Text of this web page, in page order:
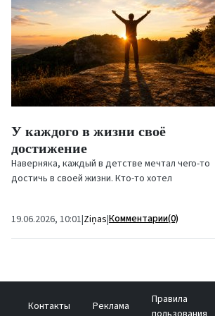
У каждого в жизни своё
достижение
Наверняка, каждый в детстве мечтал чего-то
достичь в своей жизни. Кто-то хотел
19.06.2026, 10:01|Ziņas|Комментарии(0)
Контакты Реклама
Правила